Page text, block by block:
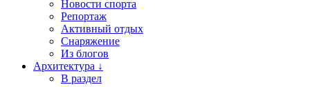
Новости спорта
Репортаж
Активный отдых
Снаряжение
Из блогов
Архитектура ↓
В раздел